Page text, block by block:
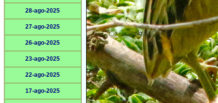
28-ago-2025
27-ago-2025
26-ago-2025
23-ago-2025
22-ago-2025
17-ago-2025